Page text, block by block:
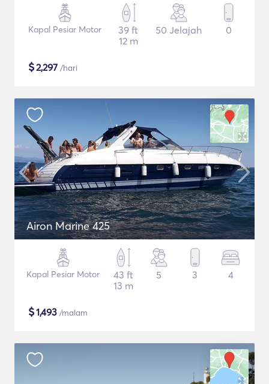
Kapal Pesiar Motor
39 ft
12 m
50 Jelajah 0
$2,297 /hari
Airon Marine 425
Kapal Pesiar Motor
43 ft
13 m
5 3 4
$1,493 /malam